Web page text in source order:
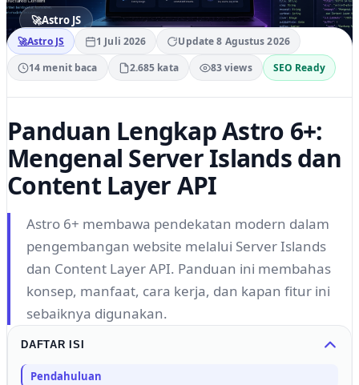
🚀Astro JS
🚀Astro JS 1 Juli 2026
Update 8 Agustus 2026
14 menit baca
2.685 kata 83 views SEO Ready
Panduan Lengkap Astro 6+:
Mengenal Server Islands dan
Content Layer API
Astro 6+ membawa pendekatan modern dalam
pengembangan website melalui Server Islands
dan Content Layer API. Panduan ini membahas
konsep, manfaat, cara kerja, dan kapan fitur ini
sebaiknya digunakan.
DAFTAR ISI
Pendahuluan